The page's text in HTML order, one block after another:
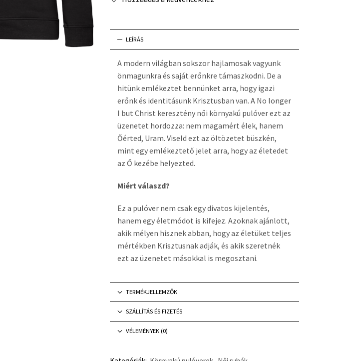
LEÍRÁS
A modern világban sokszor hajlamosak vagyunk
önmagunkra és saját erőnkre támaszkodni. De a
hitünk emlékeztet bennünket arra, hogy igazi
erőnk és identitásunk Krisztusban van. A No longer
I but Christ keresztény női környakú pulóver ezt az
üzenetet hordozza: nem magamért élek, hanem
Őérted, Uram. Viseld ezt az öltözetet büszkén,
mint egy emlékeztető jelet arra, hogy az életedet
az Ő kezébe helyezted.
Miért válaszd?
Ez a pulóver nem csak egy divatos kijelentés,
hanem egy életmódot is kifejez. Azoknak ajánlott,
akik mélyen hisznek abban, hogy az életüket teljes
mértékben Krisztusnak adják, és akik szeretnék
ezt az üzenetet másokkal is megosztani.
TERMÉKJELLEMZŐK
SZÁLLÍTÁS ÉS FIZETÉS
VÉLEMÉNYEK (0)